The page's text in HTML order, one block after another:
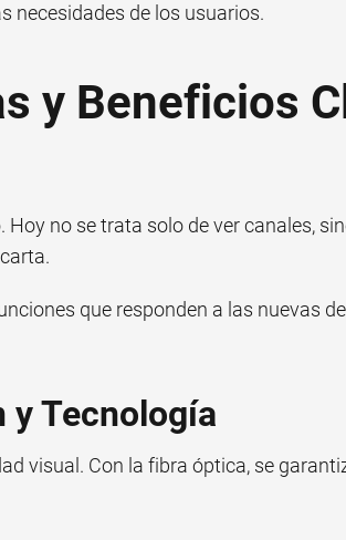
necesidades de los usuarios.
y Beneficios
Hoy no se trata solo de ver canales,
que responden a las nuevas
y Tecnología
visual. Con la fibra óptica, se